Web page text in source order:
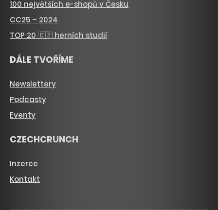
100 největších e-shopů v Česku
CC25 – 2024
TOP 20 🇨🇿 herních studií
DÁLE TVOŘÍME
Newslettery
Podcasty
Eventy
CZECHCRUNCH
Inzerce
Kontakt